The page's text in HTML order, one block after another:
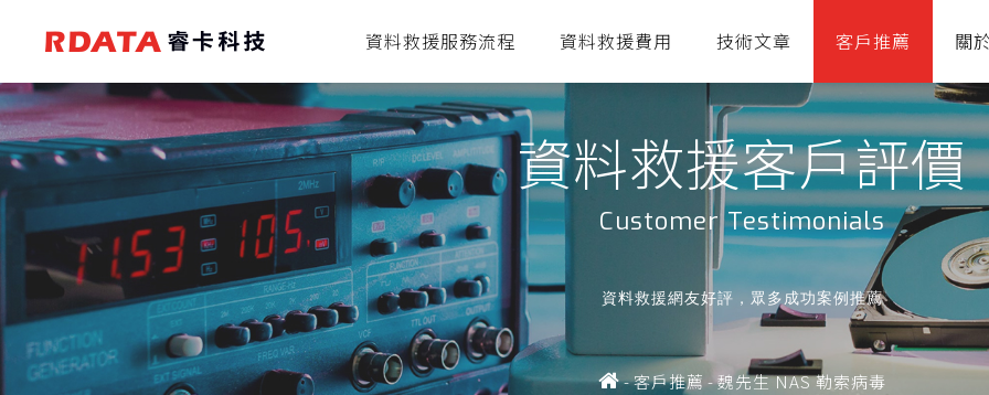
資料救援服務流程 資料救援費用 技術文章 客戶推薦 關
資料救援客戶評價
Customer Testimonials
資料救援網友好評，眾多成功案例推薦
-客戶推薦 -魏先生 NAS 勒索病毒